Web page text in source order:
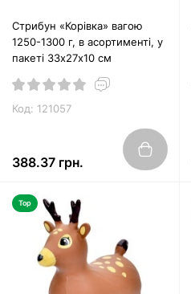
Стрибун «Корівка» вагою
1250-1300 г, в асортименті, у
пакеті 33х27х10 см
Код: 121057
388.37 грн.
Top